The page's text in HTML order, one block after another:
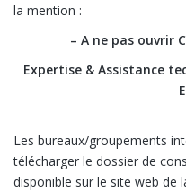
la mention :
– A ne pas ouvrir
Expertise & Assistance
Les bureaux/groupements
télécharger le dossier de
disponible sur le site web de